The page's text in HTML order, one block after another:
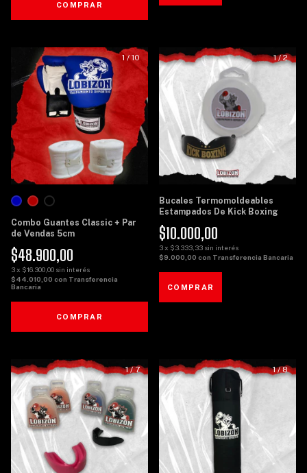
COMPRAR
1/10
Combo Guantes Classic + Par
de Vendas 5cm
$48.900,00
3x $16.300,00 sin interés
$44.010,00 con Transferencia
Bancaria
COMPRAR
1/2
Bucales Termomoldeables
Estampados De Kick Boxing
$10.000,00
3x $3.333,33 sin interés
$9.000,00 con Transferencia Bancaria
1/7 1/8